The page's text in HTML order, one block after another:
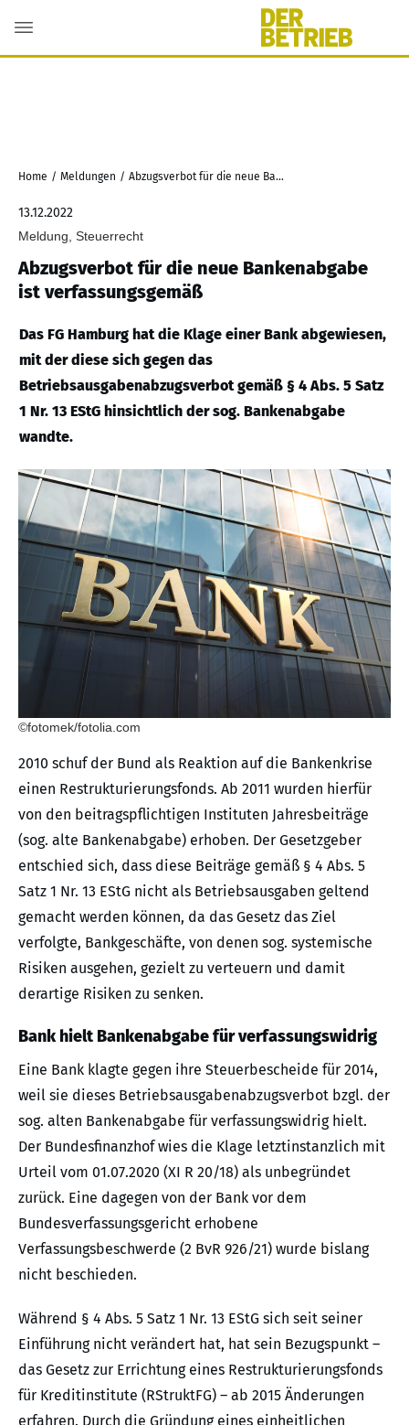
Home / Meldungen / Abzugsverbot für die neue Bankenabgabe ist verfassungsgemäß
13.12.2022
Meldung, Steuerrecht
Abzugsverbot für die neue Bankenabgabe
ist verfassungsgemäß
Das FG Hamburg hat die Klage einer Bank abgewiesen,
mit der diese sich gegen das
Betriebsausgabenabzugsverbot gemäß § 4 Abs. 5 Satz
1 Nr. 13 EStG hinsichtlich der sog. Bankenabgabe
wandte.
©fotomek/fotolia.com
2010 schuf der Bund als Reaktion auf die Bankenkrise
einen Restrukturierungsfonds. Ab 2011 wurden hierfür
von den beitragspflichtigen Instituten Jahresbeiträge
(sog. alte Bankenabgabe) erhoben. Der Gesetzgeber
entschied sich, dass diese Beiträge gemäß § 4 Abs. 5
Satz 1 Nr. 13 EStG nicht als Betriebsausgaben geltend
gemacht werden können, da das Gesetz das Ziel
verfolgte, Bankgeschäfte, von denen sog. systemische
Risiken ausgehen, gezielt zu verteuern und damit
derartige Risiken zu senken.
Bank hielt Bankenabgabe für verfassungswidrig
Eine Bank klagte gegen ihre Steuerbescheide für 2014,
weil sie dieses Betriebsausgabenabzugsverbot bzgl. der
sog. alten Bankenabgabe für verfassungswidrig hielt.
Der Bundesfinanzhof wies die Klage letztinstanzlich mit
Urteil vom 01.07.2020 (XI R 20/18) als unbegründet
zurück. Eine dagegen von der Bank vor dem
Bundesverfassungsgericht erhobene
Verfassungsbeschwerde (2 BvR 926/21) wurde bislang
nicht beschieden.
Während § 4 Abs. 5 Satz 1 Nr. 13 EStG sich seit seiner
Einführung nicht verändert hat, hat sein Bezugspunkt –
das Gesetz zur Errichtung eines Restrukturierungsfonds
für Kreditinstitute (RStruktFG) – ab 2015 Änderungen
erfahren. Durch die Gründung eines einheitlichen